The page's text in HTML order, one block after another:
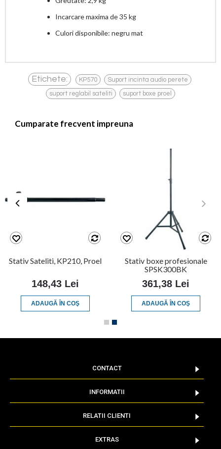
Incarcare maxima de 35 kg
Culori disponibile: negru mat
Etichete: KP570 Suport incinta audio perete
suport reglabil sateliti suport boxe proel
Cumparate frecvent impreuna
Stativ Sateliti, KP210, Proel
148,43 Lei
ADAUGĂ ÎN COŞ
Stativ boxe profesionale
SPSK300BK
361,38 Lei
ADAUGĂ ÎN COŞ
CONTACT
INFORMATII
RELATII CLIENTI
EXTRAS